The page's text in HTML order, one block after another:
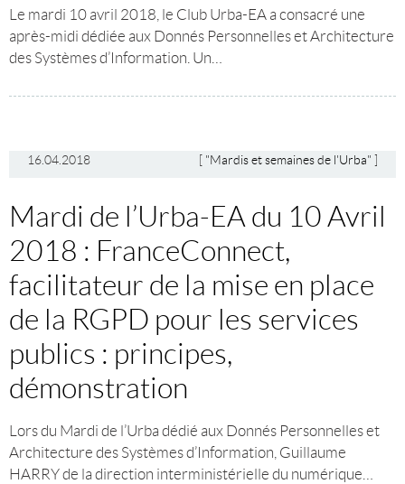
Le mardi 10 avril 2018, le Club Urba-EA a consacré une
après-midi dédiée aux Donnés Personnelles et Architecture
des Systèmes d’Information. Un…
16.04.2018 "Mardis et semaines de l'Urba"
Mardi de l’Urba-EA du 10 Avril
2018 : FranceConnect,
facilitateur de la mise en place
de la RGPD pour les services
publics : principes,
démonstration
Lors du Mardi de l’Urba dédié aux Donnés Personnelles et
Architecture des Systèmes d’Information, Guillaume
HARRY de la direction interministérielle du numérique…